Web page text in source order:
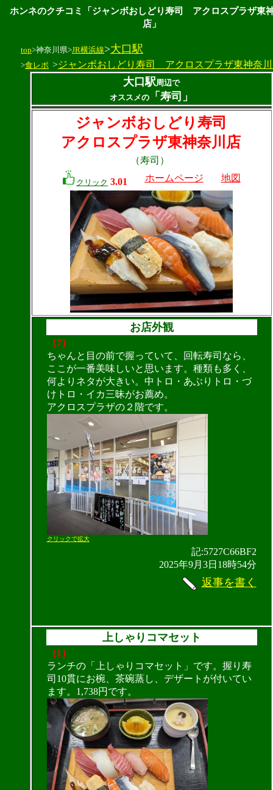
ホンネのクチコミ「ジャンボおしどり寿司 アクロスプラザ東
店」
top>神奈川県>JR横浜線>大口駅
>食レポ >ジャンボおしどり寿司 アクロスプラザ東神奈
大口駅周辺で
オススメの
「寿司」
ジャンボおしどり寿司
アクロスプラザ東神奈川店
（寿司）
クリック 3.01 ホームページ 地図
お店外観
（7）
ちゃんと目の前で握っていて、回転寿司なら、
ここが一番美味しいと思います。種類も多く、
何よりネタが大きい。中トロ・あぶりトロ・づ
けトロ・イカ三昧がお薦め。
アクロスプラザの２階です。
クリックで拡大
記:5727C66BF2
2025年9月3日18時54分
返事を書く
上しゃりコマセット
（1）
ランチの「上しゃりコマセット」です。握り寿
司10貫にお椀、茶碗蒸し、デザートが付いてい
ます。1,738円です。